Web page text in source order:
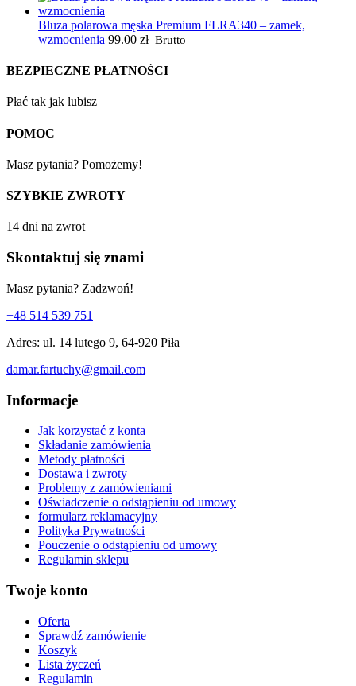
Bluza polarowa męska Premium FLRA340 – zamek,
wzmocnienia 99.00 zł Brutto
BEZPIECZNE PŁATNOŚCI
Płać tak jak lubisz
POMOC
Masz pytania? Pomożemy!
SZYBKIE ZWROTY
14 dni na zwrot
Skontaktuj się znami
Masz pytania? Zadzwoń!
+48 514 539 751
Adres: ul. 14 lutego 9, 64-920 Piła
damar.fartuchy@gmail.com
Informacje
Jak korzystać z konta
Składanie zamówienia
Metody płatności
Dostawa i zwroty
Problemy z zamówieniami
Oświadczenie o odstąpieniu od umowy
formularz reklamacyjny
Polityka Prywatności
Pouczenie o odstąpieniu od umowy
Regulamin sklepu
Twoje konto
Oferta
Sprawdź zamówienie
Koszyk
Lista życzeń
Regulamin